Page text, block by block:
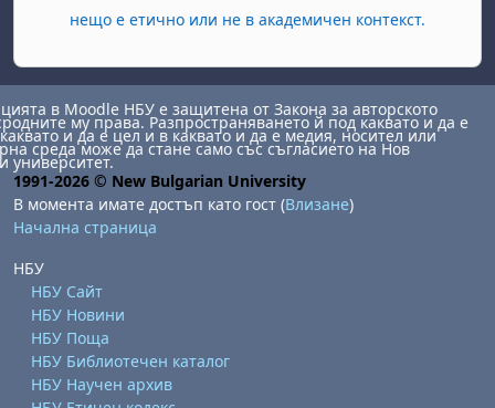
нещо е етично или не в академичен контекст.
в Moodle НБУ е защитена от Закона за авторското
му права. Разпространяването й под каквато и да е
и да е цел и в каквато и да е медия, носител или
среда може да стане само със съгласието на Нов
университет.
1991-2026 © New Bulgarian University
В момента имате достъп като гост (Влизане)
Начална страница
НБУ
НБУ Сайт
НБУ Новини
НБУ Поща
НБУ Библиотечен каталог
НБУ Научен архив